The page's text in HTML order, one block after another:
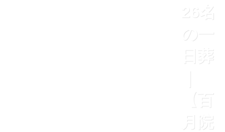
26名
の一
日葬
【百
月院